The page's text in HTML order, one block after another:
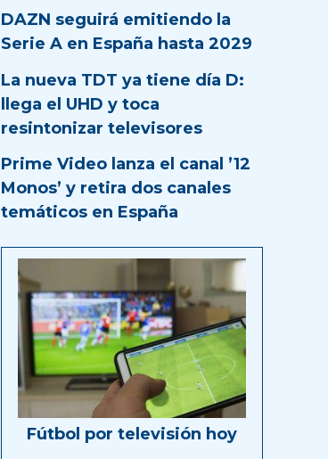
DAZN seguirá emitiendo la
Serie A en España hasta 2029
La nueva TDT ya tiene día D:
llega el UHD y toca
resintonizar televisores
Prime Video lanza el canal ’12
Monos’ y retira dos canales
temáticos en España
Fútbol por televisión hoy